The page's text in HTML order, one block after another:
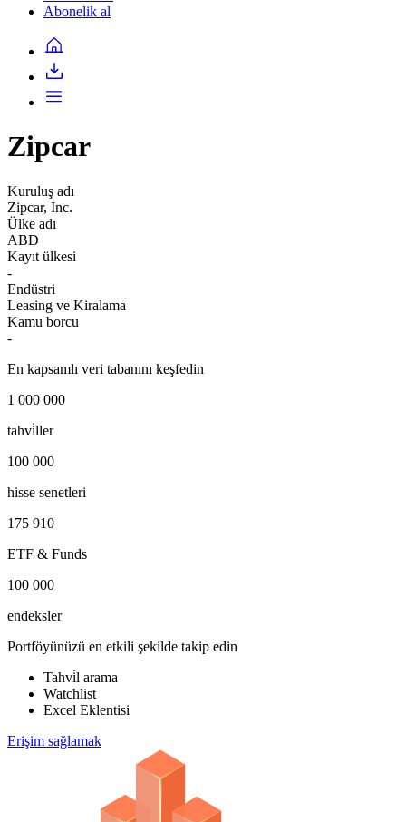
Abonelik al
Zipcar
Kuruluş adı
Zipcar, Inc.
Ülke adı
ABD
Kayıt ülkesi
-
Endüstri
Leasing ve Kiralama
Kamu borcu
-
En kapsamlı veri tabanını keşfedin
1 000 000
tahvi̇ller
100 000
hisse senetleri
175 910
ETF & Funds
100 000
endeksler
Portföyünüzü en etkili şekilde takip edin
Tahvi̇l arama
Watchlist
Excel Eklentisi
Erişim sağlamak